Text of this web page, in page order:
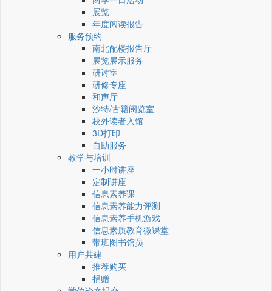
展览
年度阅读报告
服务预约
南北配楼报告厅
展览展示服务
研讨室
研修专座
和声厅
沙特/古籍阅览室
校外读者入馆
3D打印
自助服务
教学与培训
一小时讲座
定制讲座
信息素养课
信息素养能力评测
信息素养手机游戏
信息素质教育微课堂
带班图书馆员
用户共建
推荐购买
捐赠